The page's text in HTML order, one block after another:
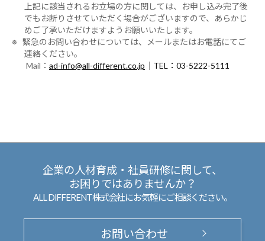
上記に該当されるお立場の方に関しては、お申し込み完了後
でもお断りさせていただく場合がございますので、あらかじ
めご了承いただけますようお願いいたします。
※ 緊急のお問い合わせについては、メールまたはお電話にてご
連絡ください。
Mail： ad-info@all-different.co.jp TEL：03-5222-5111
企業の人材育成・社員研修に関して、
お困りではありませんか？
ALL DIFFERENT株式会社にお気軽にご相談ください。
お問い合わせ